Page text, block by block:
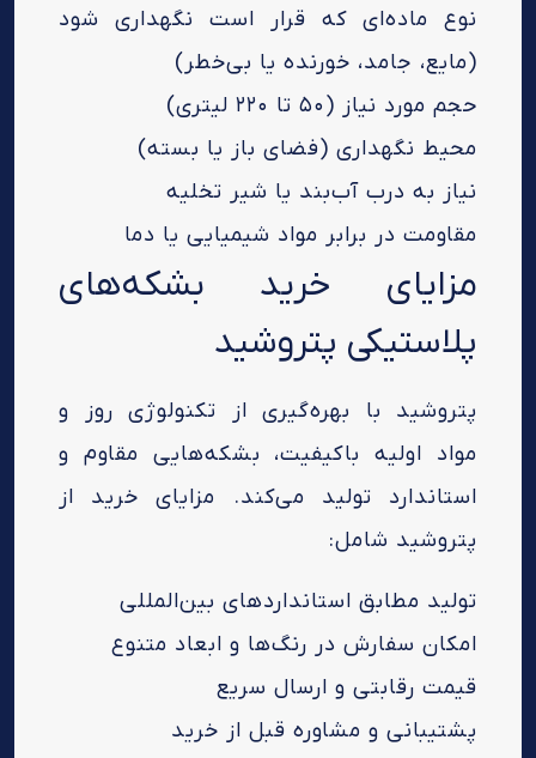
نوع ماده‌ای که قرار است نگهداری شود
(مایع، جامد، خورنده یا بی‌خطر)
حجم مورد نیاز (۵۰ تا ۲۲۰ لیتری)
محیط نگهداری (فضای باز یا بسته)
نیاز به درب آب‌بند یا شیر تخلیه
مقاومت در برابر مواد شیمیایی یا دما
مزایای خرید بشکه‌های
پلاستیکی پتروشید
پتروشید با بهره‌گیری از تکنولوژی روز و
مواد اولیه باکیفیت، بشکه‌هایی مقاوم و
استاندارد تولید می‌کند. مزایای خرید از
پتروشید شامل:
تولید مطابق استانداردهای بین‌المللی
امکان سفارش در رنگ‌ها و ابعاد متنوع
قیمت رقابتی و ارسال سریع
پشتیبانی و مشاوره قبل از خرید